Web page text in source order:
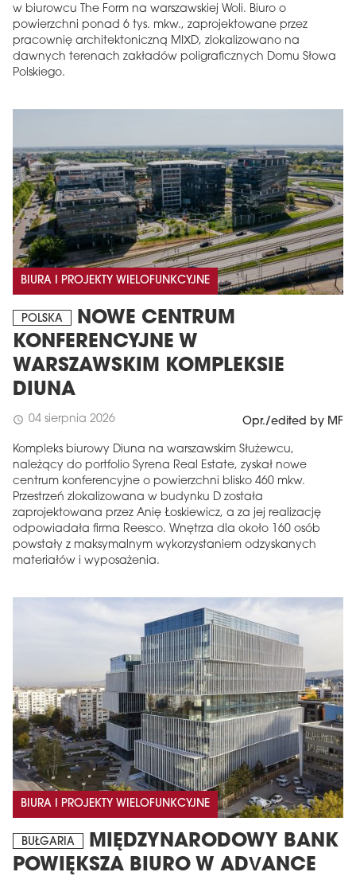
w biurowcu The Form na warszawskiej Woli. Biuro o
powierzchni ponad 6 tys. mkw., zaprojektowane przez
pracownię architektoniczną MIXD, zlokalizowano na
dawnych terenach zakładów poligraficznych Domu Słowa
Polskiego.
BIURA I PROJEKTY WIELOFUNKCYJNE
POLSKA
NOWE CENTRUM
KONFERENCYJNE W
WARSZAWSKIM KOMPLEKSIE
DIUNA
schedule 04 sierpnia 2026 Opr./edited by MF
Kompleks biurowy Diuna na warszawskim Służewcu,
należący do portfolio Syrena Real Estate, zyskał nowe
centrum konferencyjne o powierzchni blisko 460 mkw.
Przestrzeń zlokalizowana w budynku D została
zaprojektowana przez Anię Łoskiewicz, a za jej realizację
odpowiadała firma Reesco. Wnętrza dla około 160 osób
powstały z maksymalnym wykorzystaniem odzyskanych
materiałów i wyposażenia.
BIURA I PROJEKTY WIELOFUNKCYJNE
BUŁGARIA
MIĘDZYNARODOWY BANK
POWIĘKSZA BIURO W ADVANCE